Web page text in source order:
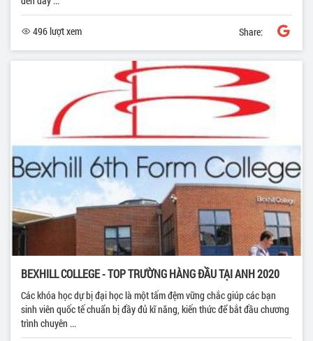
496 lượt xem Share:
BEXHILL COLLEGE - TOP TRƯỜNG HÀNG ĐẦU TẠI ANH 2020
Các khóa học dự bị đại học là một tấm đệm vững chắc giúp các bạn
sinh viên quốc tế chuẩn bị đầy đủ kĩ năng, kiến thức để bắt đầu chương
trình chuyên ...